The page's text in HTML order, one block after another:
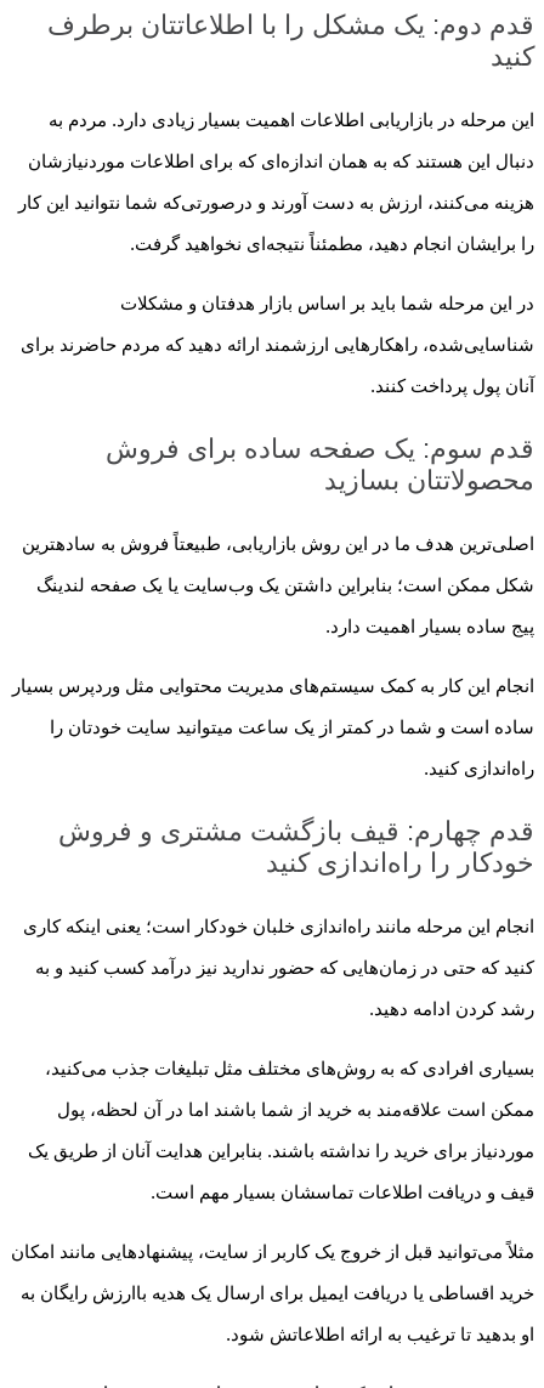
قدم دوم: یک مشکل را با اطلاعاتتان برطرف
کنید
این مرحله در بازاریابی اطلاعات اهمیت بسیار زیادی دارد. مردم به
دنبال این هستند که به همان اندازه‌ای که برای اطلاعات موردنیازشان
هزینه می‌کنند، ارزش به دست آورند و درصورتی‌که شما نتوانید این کار
را برایشان انجام دهید، مطمئناً نتیجه‌ای نخواهید گرفت.
در این مرحله شما باید بر اساس بازار هدفتان و مشکلات
شناسایی‌شده، راهکارهایی ارزشمند ارائه دهید که مردم حاضرند برای
آنان پول پرداخت کنند.
قدم سوم: یک صفحه ساده برای فروش
محصولاتتان بسازید
اصلی‌ترین هدف ما در این روش بازاریابی، طبیعتاً فروش به ساده­ترین
شکل ممکن است؛ بنابراین داشتن یک وب‌سایت یا یک صفحه لندینگ
پیج ساده بسیار اهمیت دارد.
انجام این کار به کمک سیستم‌های مدیریت محتوایی مثل وردپرس بسیار
ساده است و شما در کمتر از یک ساعت می­توانید سایت خودتان را
راه‌اندازی کنید.
قدم چهارم: قیف بازگشت مشتری و فروش
خودکار را راه‌اندازی کنید
انجام این مرحله مانند راه‌اندازی خلبان خودکار است؛ یعنی اینکه کاری
کنید که حتی در زمان‌هایی که حضور ندارید نیز درآمد کسب کنید و به
رشد کردن ادامه دهید.
بسیاری افرادی که به روش‌های مختلف مثل تبلیغات جذب می‌کنید،
ممکن است علاقه‌مند به خرید از شما باشند اما در آن لحظه، پول
موردنیاز برای خرید را نداشته باشند. بنابراین هدایت آنان از طریق یک
قیف و دریافت اطلاعات تماسشان بسیار مهم است.
مثلاً می‌توانید قبل از خروج یک کاربر از سایت، پیشنهادهایی مانند امکان
خرید اقساطی یا دریافت ایمیل برای ارسال یک هدیه باارزش رایگان به
او بدهید تا ترغیب به ارائه اطلاعاتش شود.